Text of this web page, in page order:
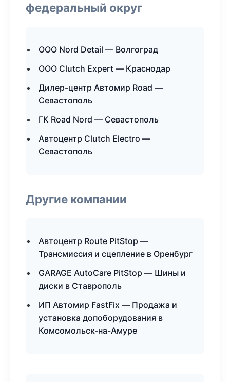
федеральный округ
ООО Nord Detail — Волгоград
ООО Clutch Expert — Краснодар
Дилер-центр Автомир Road —
Севастополь
ГК Road Nord — Севастополь
Автоцентр Clutch Electro —
Севастополь
Другие компании
Автоцентр Route PitStop —
Трансмиссия и сцепление в Оренбург
GARAGE AutoCare PitStop — Шины и
диски в Ставрополь
ИП Автомир FastFix — Продажа и
установка допоборудования в
Комсомольск-на-Амуре